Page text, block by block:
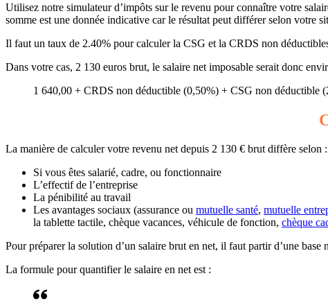
Utilisez notre simulateur d’impôts sur le revenu pour connaître votre
somme est une donnée indicative car le résultat peut différer selon votre
Il faut un taux de 2.40% pour calculer la CSG et la CRDS non
Dans votre cas, 2 130 euros brut, le salaire net imposable serait donc
1 640,00 + CRDS non déductible (0,50%) + CSG non déductible
La manière de calculer votre revenu net depuis 2 130 € brut diffère selon :
Si vous êtes salarié, cadre, ou fonctionnaire
L’effectif de l’entreprise
La pénibilité au travail
Les avantages sociaux (assurance ou mutuelle santé, mutuelle
la tablette tactile, chèque vacances, véhicule de fonction, chèque
Pour préparer la solution d’un salaire brut en net, il faut partir d’une
La formule pour quantifier le salaire en net est :